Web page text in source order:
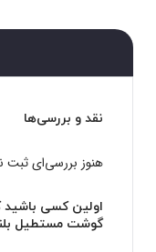
نقد و بررسی‌ها
هنوز بررسی‌ای
اولین کسی
گوشت مستطیل